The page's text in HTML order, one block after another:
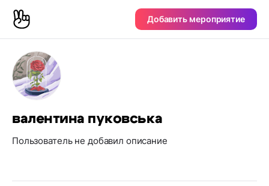
Добавить мероприятие
валентина пуковська
Пользователь не добавил описание